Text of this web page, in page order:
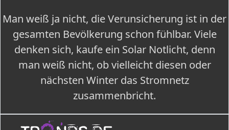
Man weiß ja nicht, die Verunsicherung ist in der
gesamten Bevölkerung schon fühlbar. Viele
denken sich, kaufe ein Solar Notlicht, denn
man weiß nicht, ob vielleicht diesen oder
nächsten Winter das Stromnetz
zusammenbricht.